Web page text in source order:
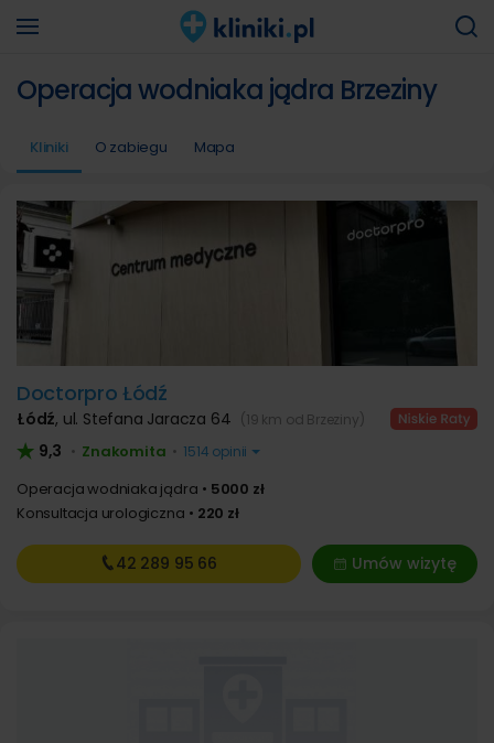
Operacja wodniaka jądra Brzeziny
Kliniki O zabiegu Mapa
Doctorpro Łódź
Łódź, ul. Stefana Jaracza 64 (19 km od Brzeziny)
9,3 • Znakomita • 1514 opinii
Operacja wodniaka jądra
5000 zł
Konsultacja urologiczna
220 zł
Umów wizytę
42 289 95 66